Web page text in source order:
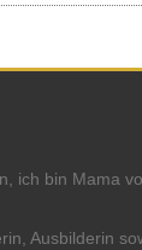
ich bin Mama
Ausbilderin